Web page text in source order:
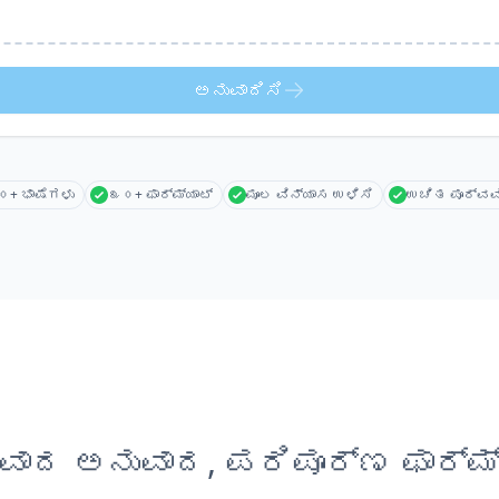
ಅನುವಾದಿಸಿ
ಭಾಷೆಗಳು ೩೦+ ಫಾರ್ಮ್ಯಾಟ್ ಮೂಲ ವಿನ್ಯಾಸ ಉಳಿಸಿ ಉಚಿತ
ಅನುವಾದ, ಪರಿಪೂರ್ಣ